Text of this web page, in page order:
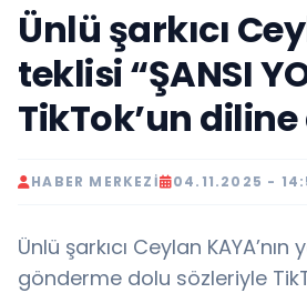
Ünlü şarkıcı
teklisi “ŞANSI
TikTok’un
HABER MERKEZI 04.11.2025 -
Ünlü şarkıcı Ceylan KAYA’nın
gönderme dolu sözleriyle